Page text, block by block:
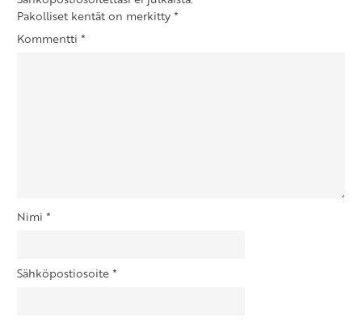
Pakolliset kentät on merkitty*
Kommentti *
Nimi *
Sähköpostiosoite*